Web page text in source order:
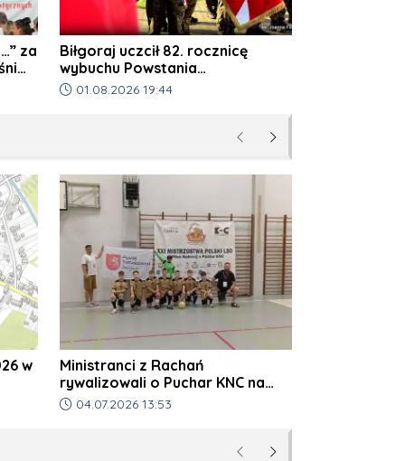
za
Biłgoraj uczcił 82. rocznicę
wybuchu Powstania
Warszawskiego
Data dodania artykułu:
01.08.2026 19:44
PoprzednieNastępne
w
Ministranci z Rachań
rywalizowali o Puchar KNC na
Mistrzostwach Polski LSO
Data dodania artykułu:
04.07.2026 13:53